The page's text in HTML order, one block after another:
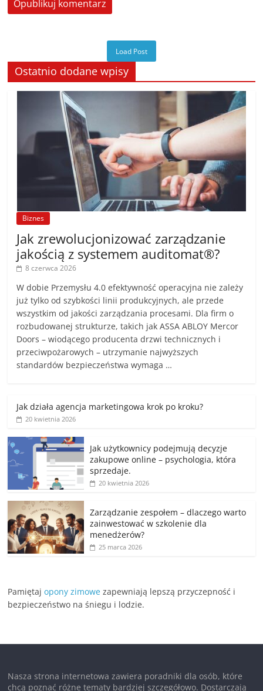
Load Post
Ostatnio dodane wpisy
Biznes
Jak zrewolucjonizować zarządzanie
jakością z systemem auditomat®?
8 czerwca 2026
W dobie Przemysłu 4.0 efektywność operacyjna nie zależy
już tylko od szybkości linii produkcyjnych, ale przede
wszystkim od jakości zarządzania procesami. Dla firm o
rozbudowanej strukturze, takich jak ASSA ABLOY Mercor
Doors – wiodącego producenta drzwi technicznych i
przeciwpożarowych – utrzymanie najwyższych
standardów bezpieczeństwa wymaga …
Jak działa agencja marketingowa krok po kroku?
20 kwietnia 2026
Jak użytkownicy podejmują decyzje
zakupowe online – psychologia, która
sprzedaje.
20 kwietnia 2026
Zarządzanie zespołem – dlaczego warto
zainwestować w szkolenie dla
menedżerów?
25 marca 2026
Pamiętajopony zimowe zapewniają lepszą przyczepność i
bezpieczeństwo na śniegu i lodzie.
Nasza strona internetowa zawiera poradniki dla osób, które
chcą poznać różne tematy bardziej szczegółowo. Dostarczają